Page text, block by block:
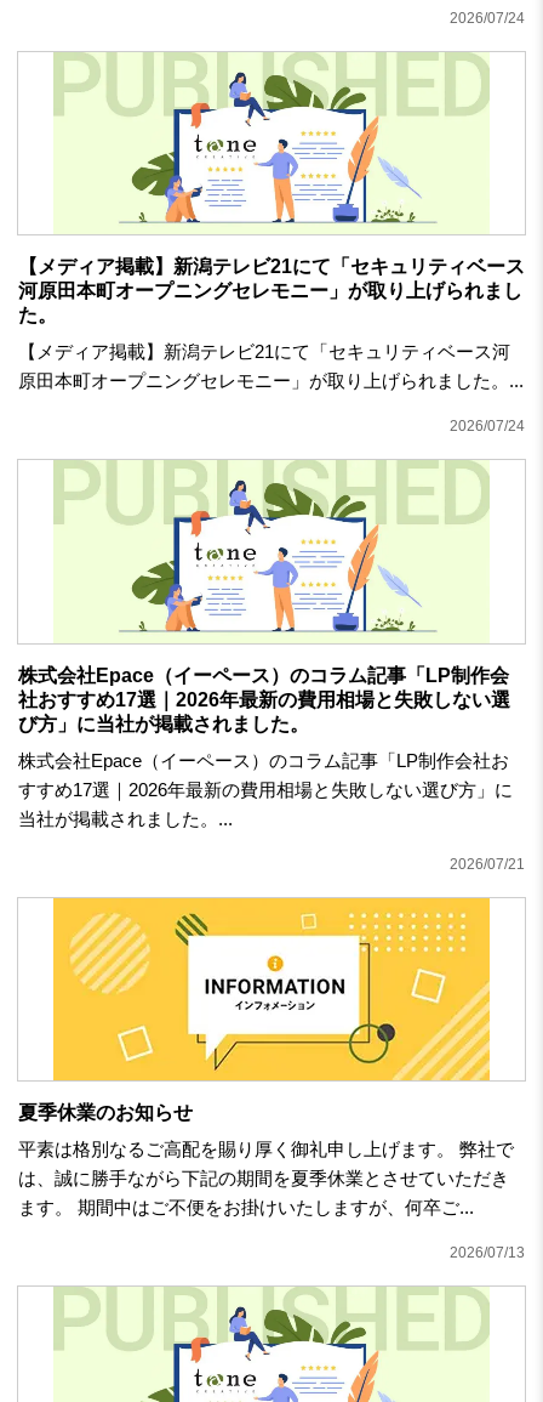
2026/07/24
【メディア掲載】新潟テレビ21にて「セキュリティベース
河原田本町オープニングセレモニー」が取り上げられまし
た。
【メディア掲載】新潟テレビ21にて「セキュリティベース河
原田本町オープニングセレモニー」が取り上げられました。...
2026/07/24
株式会社Epace（イーペース）のコラム記事「LP制作会
社おすすめ17選｜2026年最新の費用相場と失敗しない選
び方」に当社が掲載されました。
株式会社Epace（イーペース）のコラム記事「LP制作会社お
すすめ17選｜2026年最新の費用相場と失敗しない選び方」に
当社が掲載されました。...
2026/07/21
夏季休業のお知らせ
平素は格別なるご高配を賜り厚く御礼申し上げます。 弊社で
は、誠に勝手ながら下記の期間を夏季休業とさせていただき
ます。 期間中はご不便をお掛けいたしますが、何卒ご...
2026/07/13